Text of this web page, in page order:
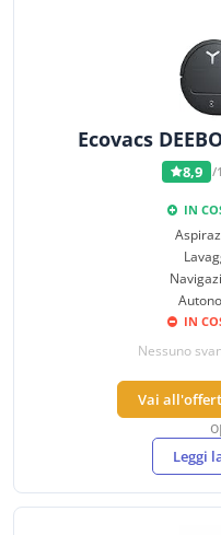
Ecovacs
8,9 /
IN
IN
Nessuno
Vai
Leggi